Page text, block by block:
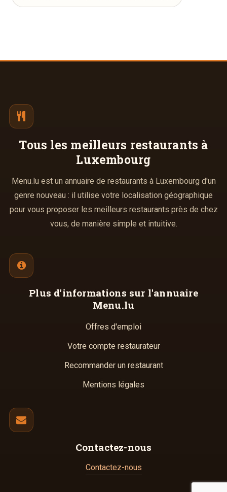
Tous les meilleurs restaurants à
Luxembourg
Menu.lu est un annuaire de restaurants à Luxembourg d'un
genre nouveau : il utilise votre localisation géographique
pour vous proposer les meilleurs restaurants près de chez
vous, de manière simple et intuitive.
Plus d'informations sur l'annuaire
Menu.lu
Offres d'emploi
Votre compte restaurateur
Recommander un restaurant
Mentions légales
Contactez-nous
Contactez-nous